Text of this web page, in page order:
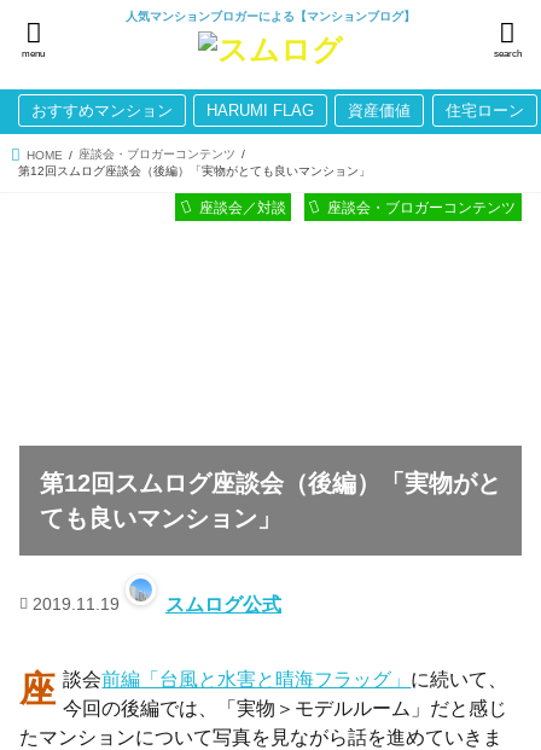
人気マンションブロガーによる【マンションブログ】
search
menu
おすすめマンション HARUMI FLAG 資産価値 住宅ローン
HOME
座談会・ブロガーコンテンツ
第12回スムログ座談会（後編）「実物がとても良いマンション」
第12回スムログ座談会（後編）「実物がと
ても良いマンション」
座談会・ブロガーコンテンツ
座談会／対談
2019.11.19 スムログ公式
座談会前編「台風と水害と晴海フラッグ」 に続いて、
今回の後編では、「実物＞モデルルーム」だと感じ
たマンションについて写真を見ながら話を進めていきま